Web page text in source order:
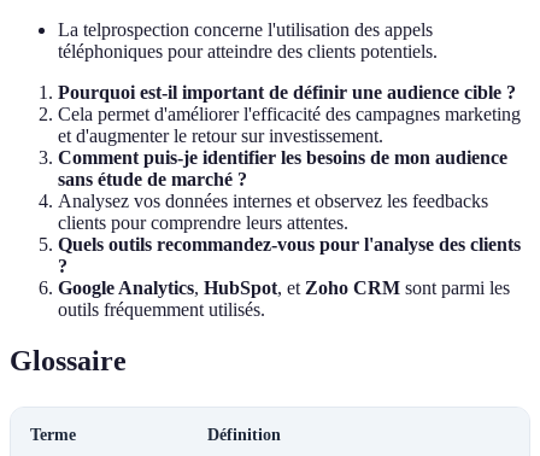
La telprospection concerne l'utilisation des appels
téléphoniques pour atteindre des clients potentiels.
Pourquoi est-il important de définir une audience cible ?
Cela permet d'améliorer l'efficacité des campagnes marketing
et d'augmenter le retour sur investissement.
Comment puis-je identifier les besoins de mon audience
sans étude de marché ?
Analysez vos données internes et observez les feedbacks
clients pour comprendre leurs attentes.
Quels outils recommandez-vous pour l'analyse des clients
?
Google Analytics, HubSpot, et Zoho CRM sont parmi les
outils fréquemment utilisés.
Glossaire
Terme Définition